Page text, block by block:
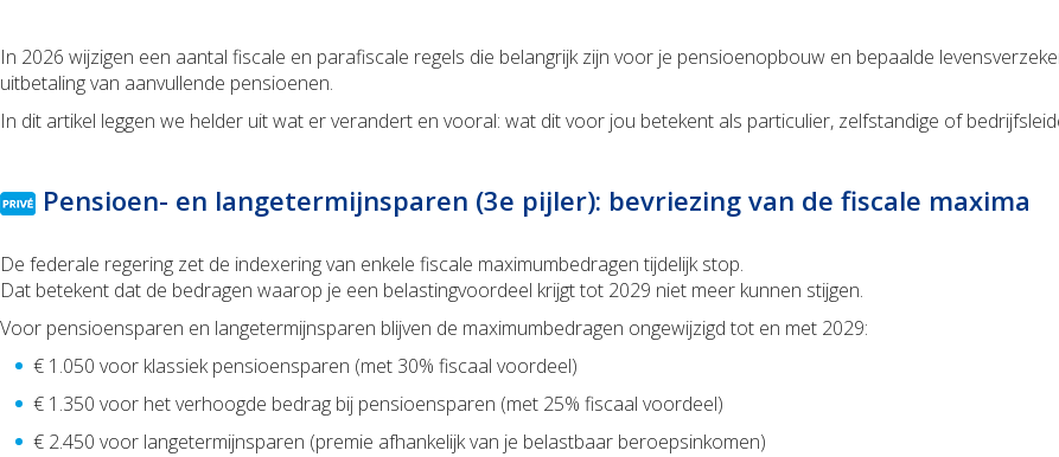
In 2026 wijzigen een aantal fiscale en parafiscale regels die belangrijk zijn voor je pensioenopbouw en bepaalde
uitbetaling van aanvullende pensioenen.
In dit artikel leggen we helder uit wat er verandert en vooral: wat dit voor jou betekent als particulier, zelfstandige of
Pensioen- en langetermijnsparen (3e pijler): bevriezing van de fiscale maxima
De federale regering zet de indexering van enkele fiscale maximumbedragen tijdelijk stop.
Dat betekent dat de bedragen waarop je een belastingvoordeel krijgt tot 2029 niet meer kunnen stijgen.
Voor pensioensparen en langetermijnsparen blijven de maximumbedragen ongewijzigd tot en met 2029:
€ 1.050 voor klassiek pensioensparen (met 30% fiscaal voordeel)
€ 1.350 voor het verhoogde bedrag bij pensioensparen (met 25% fiscaal voordeel)
€ 2.450 voor langetermijnsparen (premie afhankelijk van je belastbaar beroepsinkomen)